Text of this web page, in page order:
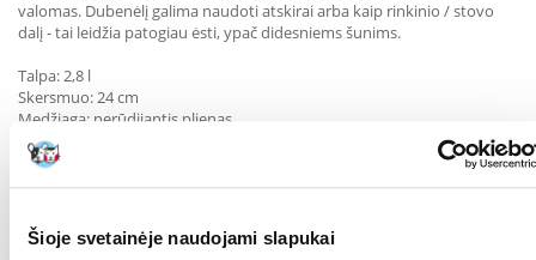
Šioje svetainėje naudojami slapukai
valomas. Dubenėlį galima naudoti atskirai arba kaip rinkinio / stovo
dalį - tai leidžia patogiau ėsti, ypač didesniems šunims.
Talpa: 2,8 l
Skersmuo: 24 cm
Medžiaga: nerūdijantis plienas
Galima plauti indaplovėje: taip
Tinka: prie daugumos standartinių stovų
Nerūdijantis plienas garantuoja ilgą naudojimą nesibaiminant rūdžių
ar pažeidimų.